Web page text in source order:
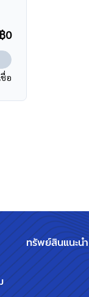
฿0
อ
ทรัพย์สินแนะนำ